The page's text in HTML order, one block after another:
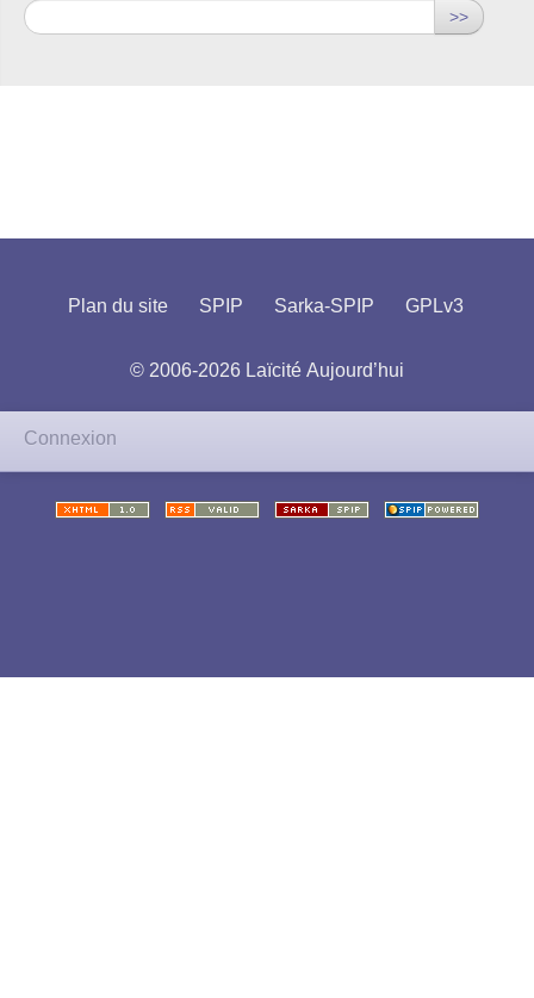
>>
Plan du site SPIP Sarka-SPIP GPLv3
© 2006-2026 Laïcité Aujourd’hui
Connexion